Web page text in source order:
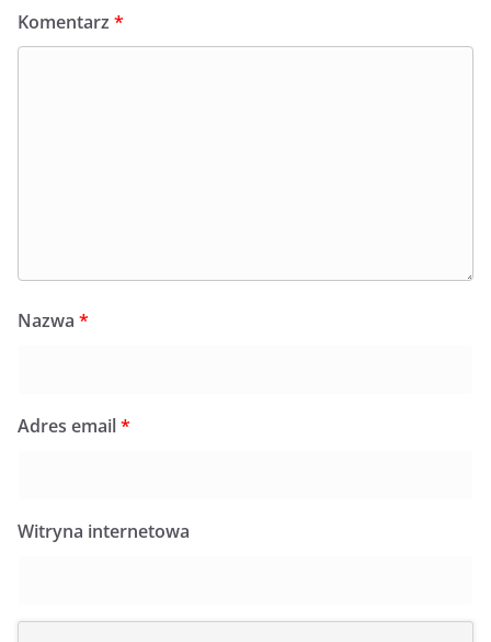
Komentarz *
Nazwa *
Adres email*
Witryna internetowa